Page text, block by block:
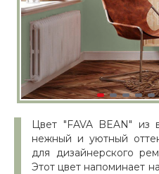
Цвет "FAVA BEAN" из
нежный и уютный
для дизайнерского
Этот цвет напоминает